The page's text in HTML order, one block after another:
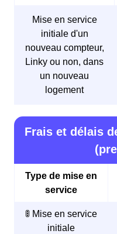
Mise en service
initiale d'un
nouveau compteur,
Linky ou non, dans
un nouveau
logement
Frais et délais
Type de mise en
service
🚦 Mise en service
initiale